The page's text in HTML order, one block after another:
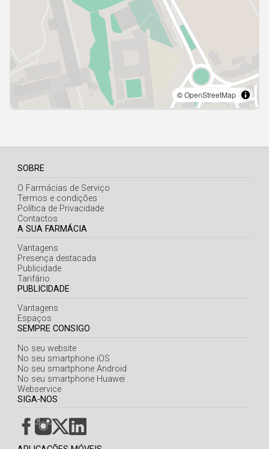
SOBRE
O Farmácias de Serviço
Termos e condições
Política de Privacidade
Contactos
A SUA FARMÁCIA
Vantagens
Presença destacada
Publicidade
Tarifário
PUBLICIDADE
Vantagens
Espaços
SEMPRE CONSIGO
No seu website
No seu smartphone iOS
No seu smartphone Android
No seu smartphone Huawei
Webservice
SIGA-NOS